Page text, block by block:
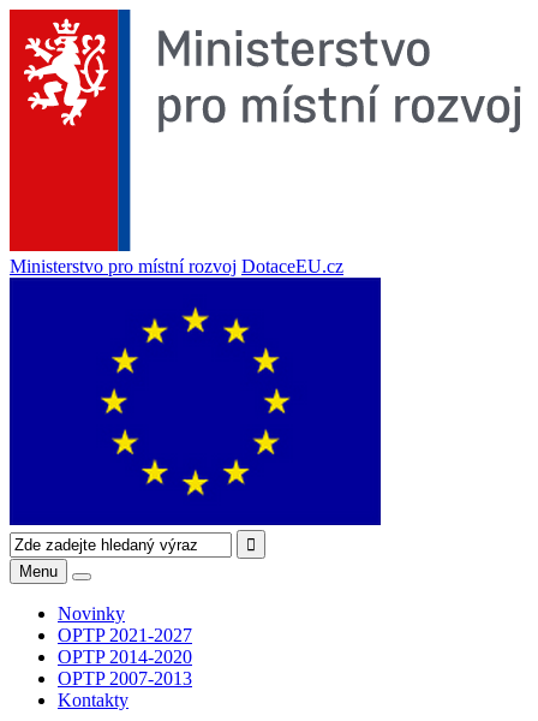
Ministerstvo pro místní rozvoj DotaceEU.cz
Menu
Novinky
OPTP 2021-2027
OPTP 2014-2020
OPTP 2007-2013
Kontakty